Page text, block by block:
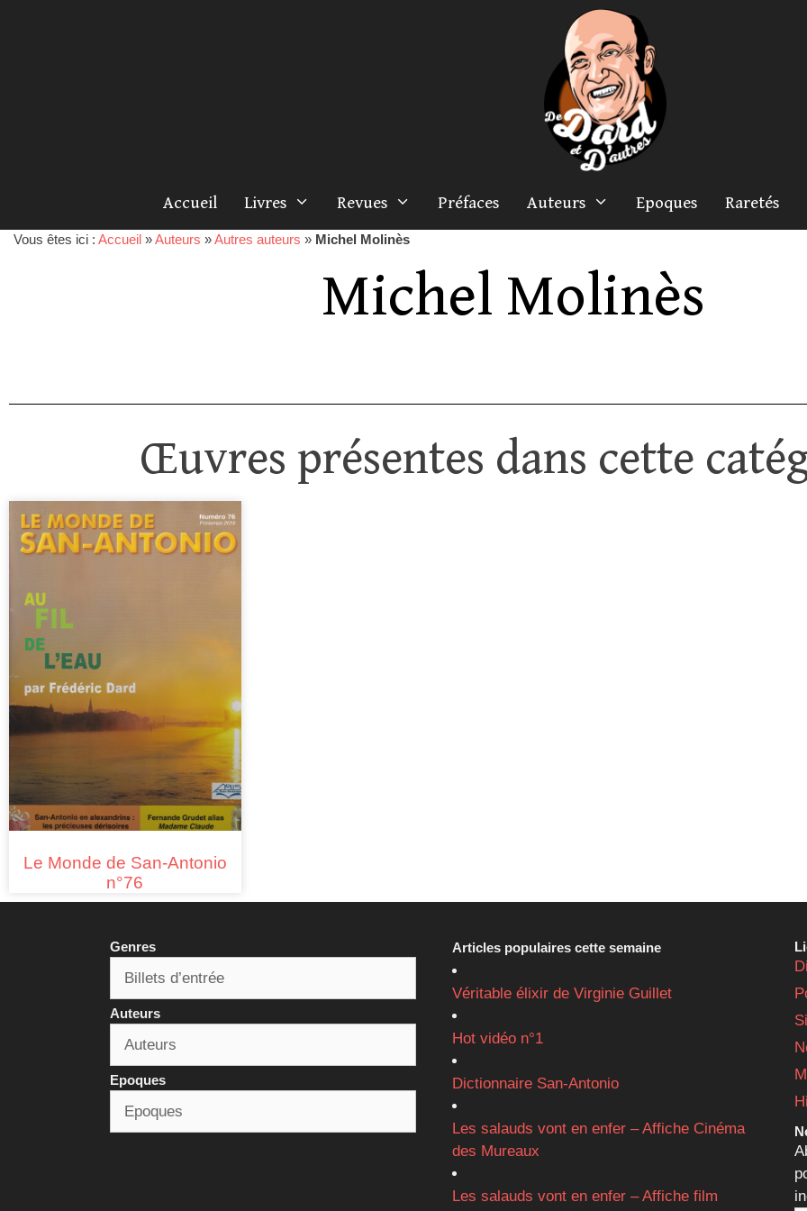
Accueil Livres Revues Préfaces Auteurs Epoques Raretés
Vous êtes ici : Accueil »Auteurs »Autres auteurs » Michel Molinès
Michel Molinès
Œuvres présentes dans cette
Le Monde de San-Antonio
n°76
Genres
Auteurs
Epoques
Articles populaires cette semaine
Véritable élixir de Virginie Guillet
Hot vidéo n°1
Dictionnaire San-Antonio
Les salauds vont en enfer – Affiche Cinéma
des Mureaux
Les salauds vont en enfer – Affiche film